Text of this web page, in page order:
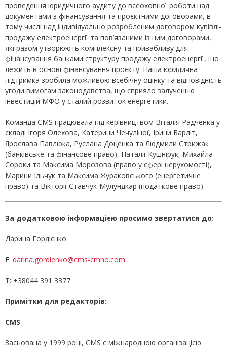
проведення юридичного аудиту до всеохопної роботи над
документами з фінансування та проєктними договорами, в
тому числі над індивідуально розробленим договором купівлі-
продажу електроенергії та пов’язаними із ним договорами,
які разом утворюють комплексну та привабливу для
фінансування банками структуру продажу електроенергії, що
лежить в основі фінансування проєкту. Наша юридична
підтримка зробила можливою всебічну оцінку та відповідність
угоди вимогам законодавства, що сприяло залученню
інвестицій МФО у сталий розвиток енергетики.
Команда CMS працювала під керівництвом Віталія Радченка у
складі Ігоря Олехова, Катерини Чечуліної, Ірини Барліт,
Ярослава Павлюка, Руслана Доценка та Людмили Стрижак
(банківське та фінансове право), Наталії Кушнірук, Михайла
Сороки та Максима Морозова (право у сфері нерухомості),
Марини Ільчук та Максима Жураковського (енергетичне
право) та Вікторії Ставчук-Мулундкар (податкове право).
За додатковою інформацією просимо звертатися до:
Дарина Гордієнко
E: darina.gordienko@cms-cmno.com
Т: +38044 391 3377
Примітки для редакторів:
CMS
Заснована у 1999 році, CMS є міжнародною організацією